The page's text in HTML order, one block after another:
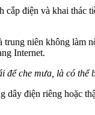
điện và khai
niên không
Internet.
che mưa, là có thể
điện riêng hoặc